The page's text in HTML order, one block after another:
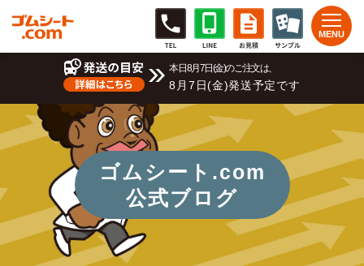
本日8月7日(金)のご注文は、
8月7日(金)発送予定です
ゴムシート.com
公式ブログ